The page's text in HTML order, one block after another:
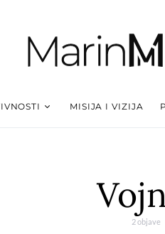
MISIJA I VIZIJA
2 objave